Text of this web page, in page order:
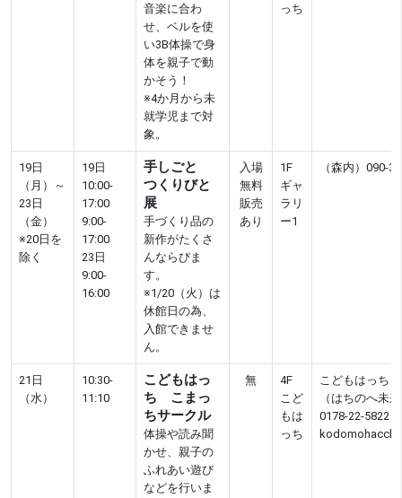
音楽に合わ
せ、ベルを使
い3B体操で身
体を親子で動
かそう！
※4か月から未
就学児まで対
象。
っち
19日
（月）～
23日
（金）
※20日を
除く
19日
10:00-
17:00
9:00-
17:00
23日
9:00-
16:00
手しごと
つくりびと
展
手づくり品の
新作がたくさ
んならびま
す。
※1/20（火）は
休館日の為、
入館できませ
ん。
入場
無料
販売
あり
1F
ギャ
ラリ
ー1
（森内）090-
21日
（水）
10:30-
11:10
こどもはっ
ち こまっ
ちサークル
体操や読み聞
かせ、親子の
ふれあい遊び
などを行いま
無
4F
こど
もは
っち
こどもはっち
（はちのへ未
0178-22-5822